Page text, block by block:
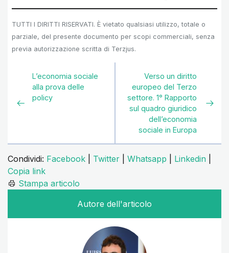
TUTTI I DIRITTI RISERVATI. È vietato qualsiasi utilizzo, totale o
parziale, del presente documento per scopi commerciali, senza
previa autorizzazione scritta di Terzjus.
L’economia sociale
alla prova delle
policy
Verso un diritto
europeo del Terzo
settore. 1° Rapporto
sul quadro giuridico
dell’economia
sociale in Europa
Condividi: Facebook Twitter Whatsapp Linkedin
Copia link
Stampa articolo
Autore dell'articolo